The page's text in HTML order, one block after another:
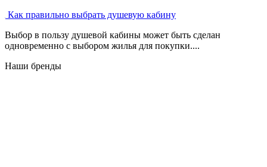
Как правильно выбрать душевую кабину
Выбор в пользу душевой кабины может быть сделан
одновременно с выбором жилья для покупки....
Наши бренды